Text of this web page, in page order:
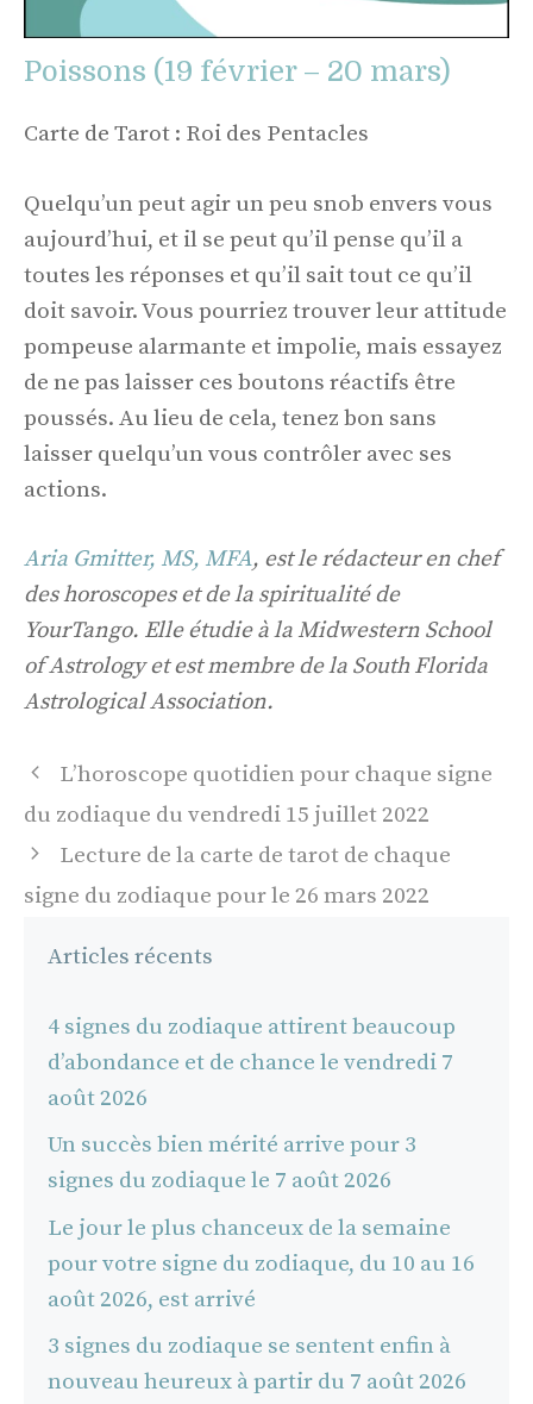
Poissons (19 février – 20 mars)
Carte de Tarot : Roi des Pentacles
Quelqu’un peut agir un peu snob envers vous
aujourd’hui, et il se peut qu’il pense qu’il a
toutes les réponses et qu’il sait tout ce qu’il
doit savoir. Vous pourriez trouver leur attitude
pompeuse alarmante et impolie, mais essayez
de ne pas laisser ces boutons réactifs être
poussés. Au lieu de cela, tenez bon sans
laisser quelqu’un vous contrôler avec ses
actions.
Aria Gmitter, MS, MFA, est le rédacteur en chef
des horoscopes et de la spiritualité de
YourTango. Elle étudie à la Midwestern School
of Astrology et est membre de la South Florida
Astrological Association.
Navigation
des
L’horoscope quotidien pour chaque signe
du zodiaque du vendredi 15 juillet 2022
Lecture de la carte de tarot de chaque
signe du zodiaque pour le 26 mars 2022
Articles récents
4 signes du zodiaque attirent beaucoup
d’abondance et de chance le vendredi 7
août 2026
Un succès bien mérité arrive pour 3
signes du zodiaque le 7 août 2026
Le jour le plus chanceux de la semaine
pour votre signe du zodiaque, du 10 au 16
août 2026, est arrivé
3 signes du zodiaque se sentent enfin à
nouveau heureux à partir du 7 août 2026